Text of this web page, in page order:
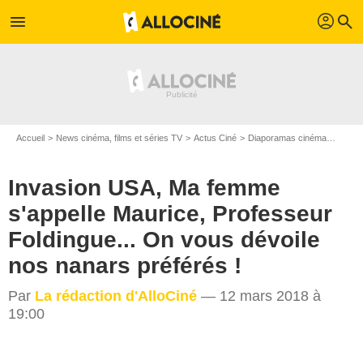
menu profil search
Accueil News cinéma, films et séries TV Actus Ciné Diaporamas cinéma
Invasion USA, Ma femme
s'appelle Maurice, Professeur
Foldingue... On vous dévoile
nos nanars préférés !
Par La rédaction d'AlloCiné — 12 mars 2018 à
19:00